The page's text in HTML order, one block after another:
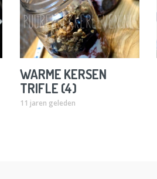
WARME KERSEN
TRIFLE (4)
11 jaren geleden